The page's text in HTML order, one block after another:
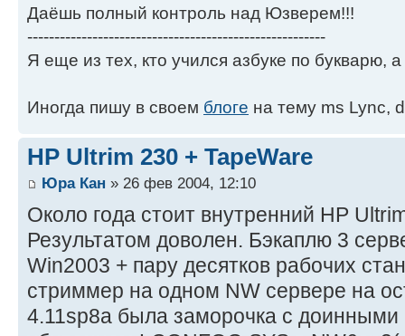
Даёшь полный контроль над Юзверем!!!
-------------------------------------------------------
Я еще из тех, кто учился азбуке по букварю,
Иногда пишу в своем блоге на тему ms Lync,
HP Ultrim 230 + TapeWare
Юра Кан » 26 фев 2004, 12:10
Около года стоит внутренний HP
Результатом доволен. Бэкаплю 3
Win2003 + пару десятков рабочих
стриммер на одном NW сервере на
4.11sp8a была заморочка с